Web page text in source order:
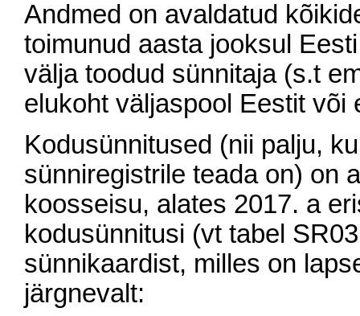
Andmed on avaldatud
toimunud aasta jooksul
välja toodud sünnitaja (s.t
elukoht väljaspool Eestit või
Kodusünnitused (nii palju,
sünniregistrile teada on) on
koosseisu, alates 2017. a
kodusünnitusi (vt tabel
sünnikaardist, milles on
järgnevalt: